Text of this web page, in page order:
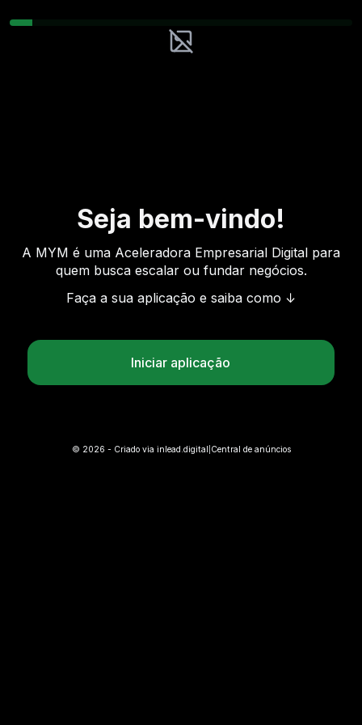
Seja bem-vindo!
A MYM é uma Aceleradora Empresarial Digital para
quem busca escalar ou fundar negócios.
Faça a sua aplicação e saiba como ↓
Iniciar aplicação
© 2026 - Criado via inlead.digital Central de anúncios